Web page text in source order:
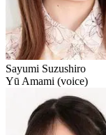
Sayumi Suzushiro
Yū Amami (voice)